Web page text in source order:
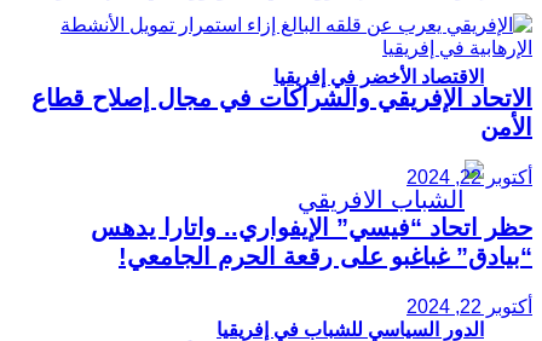
الاقتصاد الأخضر في إفريقيا
الدور السياسي للشباب في إفريقيا
الاتحاد الإفريقي والشراكات في مجال إصلاح قطاع
الأمن
أكتوبر 22, 2024
حظر اتحاد “فيسي” الإيفواري.. واتارا يدهس
“بيادق” غباغبو على رقعة الحرم الجامعي!
أكتوبر 22, 2024